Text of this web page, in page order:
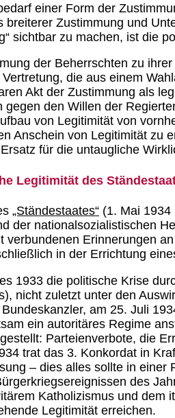
einer Form der
breiterer Zustimmung und
sichtbar zu machen, ist die
der Beherrschten zu
die aus einem
Akt der Zustimmung als
gegen den Willen der
von Legitimität von
Anschein von Legitimität zu
für die untaugliche
Legitimität des
„Ständestaates“ (1. Mai
der nationalsozialistischen
verbundenen Erinnerungen
in der Errichtung
1933 die politische Krise
nicht zuletzt unter den
am 25. Juli
ein autoritäres Regime
Parteienverbote, die
trat das 3. Konkordat in
– dies alles sollte in
des
Katholizismus und dem
Legitimität erreichen.